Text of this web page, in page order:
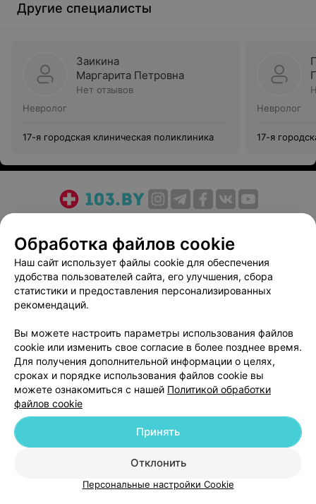
Другие специалисты
Заикина
Маргарита Петровна
Нет отзывов
Невролог
17-я городская клиническая поликлиника
Невролог
17-я
Медицинский маркетинг
Публичный договор
Пользовательское соглашение
Способы оплаты
Вакансии
Партнеры
Написать руководителю 103.by
Персональные настройки cookie
Обработка персональных данных
Обработка файлов cookie
Наш сайт использует файлы cookie для обеспечения
удобства пользователей сайта, его улучшения, сбора
статистики и предоставления персонализированных
рекомендаций.
Вы можете настроить параметры использования файлов
cookie или изменить свое согласие в более позднее время.
Для получения дополнительной информации о целях,
сроках и порядке использования файлов cookie вы
можете ознакомиться с нашей Политикой обработки
файлов cookie
Отклонить
Принять
Персональные настройки Cookie